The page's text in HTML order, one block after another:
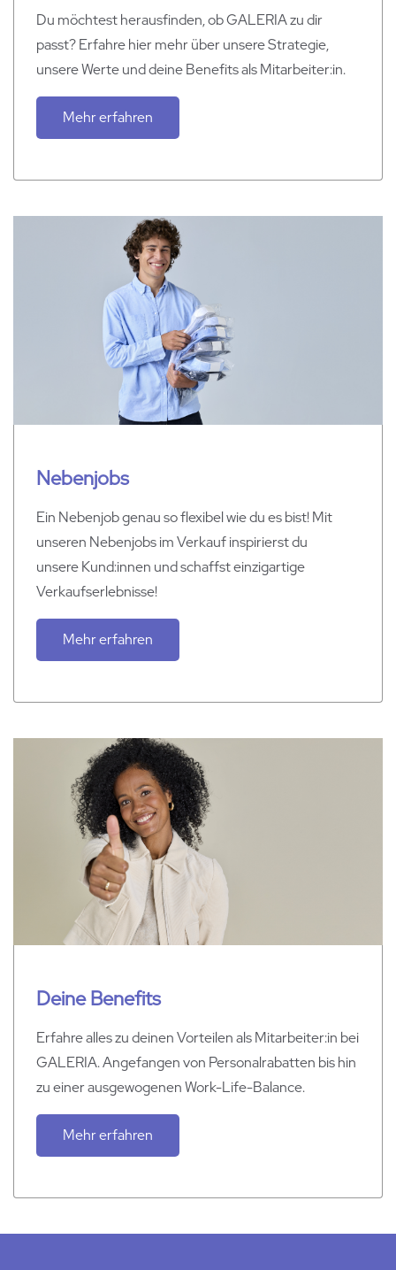
Du möchtest herausfinden, ob GALERIA zu dir
passt? Erfahre hier mehr über unsere Strategie,
unsere Werte und deine Benefits als Mitarbeiter:in.
Mehr erfahren
Nebenjobs
Ein Nebenjob genau so flexibel wie du es bist! Mit
unseren Nebenjobs im Verkauf inspirierst du
unsereKund:innen und schaffst einzigartige
Verkaufserlebnisse!
Mehr erfahren
Deine Benefits
Erfahre alles zu deinen Vorteilen als Mitarbeiter:in bei
GALERIA. Angefangen von Personalrabatten bis hin
zu einer ausgewogenen Work-Life-Balance.
Mehr erfahren